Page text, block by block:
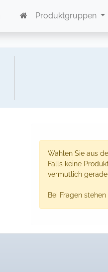
Produktgruppen
Wählen Sie aus
Falls keine
vermutlich
Bei Fragen